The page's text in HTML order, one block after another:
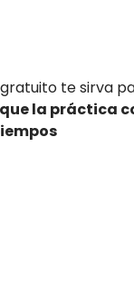
gratuito te sirva
la práctica